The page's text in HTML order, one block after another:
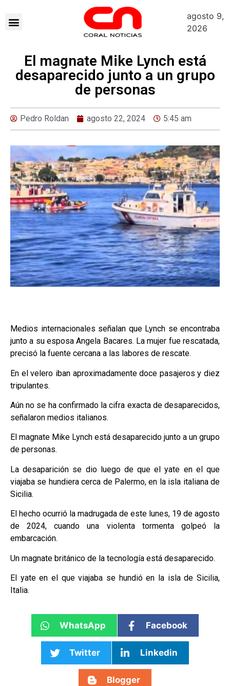
agosto 9,
2026
El magnate Mike Lynch está
desaparecido junto a un grupo
de personas
Pedro Roldan agosto 22, 2024 5:45 am
Medios internacionales señalan que Lynch se encontraba
junto a su esposa Angela Bacares. La mujer fue rescatada,
precisó la fuente cercana a las labores de rescate.
En el velero iban aproximadamente doce pasajeros y diez
tripulantes.
Aún no se ha confirmado la cifra exacta de desaparecidos,
señalaron medios italianos.
El magnate Mike Lynch está desaparecido junto a un grupo
de personas.
La desaparición se dio luego de que el yate en el que
viajaba se hundiera cerca de Palermo, en la isla italiana de
Sicilia.
El hecho ocurrió la madrugada de este lunes, 19 de agosto
de 2024, cuando una violenta tormenta golpeó la
embarcación.
Un magnate británico de la tecnología está desaparecido.
El yate en el que viajaba se hundió en la isla de Sicilia,
Italia.
WhatsApp Facebook
Twitter Linkedin
Blogger